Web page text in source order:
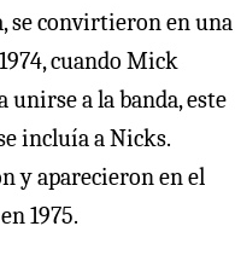
se convirtieron en una
cuando Mick
a la banda, este
incluía a Nicks.
y aparecieron en el
1975.